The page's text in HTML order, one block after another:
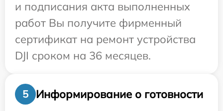
и подписания акта выполненных
работ Вы получите фирменный
сертификат на ремонт устройства
DJI сроком на 36 месяцев.
5
Информирование о готовности